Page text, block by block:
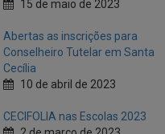
Cecília
CECIFOLIA nas Escolas 2023
2 de março de 2023
Santa Cecília é destaque em
transparência pública